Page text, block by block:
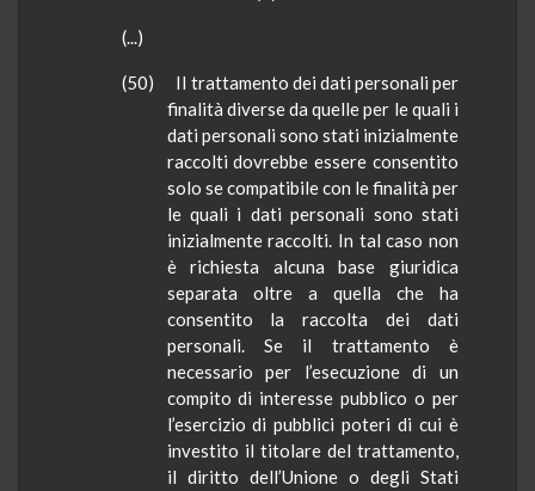
(...)
(50) Il trattamento dei dati personali per
finalità diverse da quelle per le quali i
dati personali sono stati inizialmente
raccolti dovrebbe essere consentito
solo se compatibile con le finalità per
le quali i dati personali sono stati
inizialmente raccolti. In tal caso non
è richiesta alcuna base giuridica
separata oltre a quella che ha
consentito la raccolta dei dati
personali. Se il trattamento è
necessario per l’esecuzione di un
compito di interesse pubblico o per
l’esercizio di pubblici poteri di cui è
investito il titolare del trattamento,
il diritto dell’Unione o degli Stati